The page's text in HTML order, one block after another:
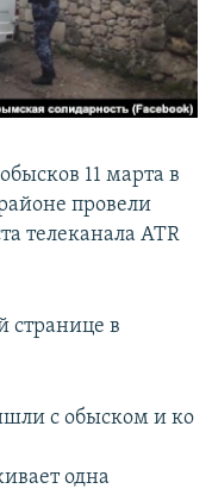
11 марта в
провели
телеканала ATR
странице в
с обыском и ко
одна